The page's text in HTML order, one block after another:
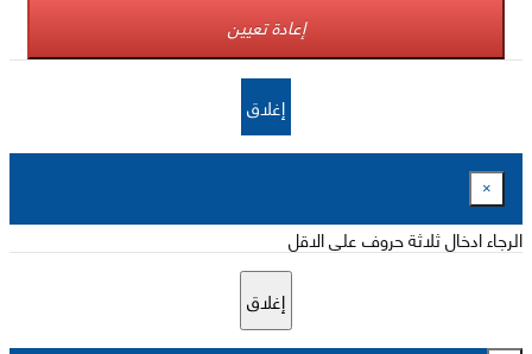
إعادة تعيين
إغلاق
×
الرجاء ادخال ثلاثة حروف على الاقل
إغلاق